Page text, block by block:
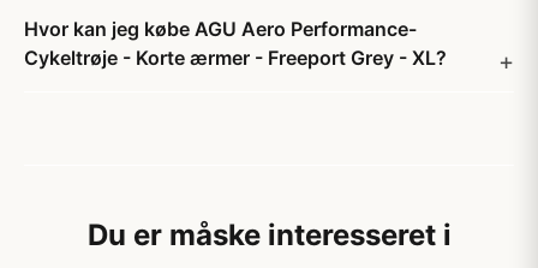
Hvor kan jeg købe AGU Aero Performance-
Cykeltrøje - Korte ærmer - Freeport Grey - XL?
Du er måske interesseret i